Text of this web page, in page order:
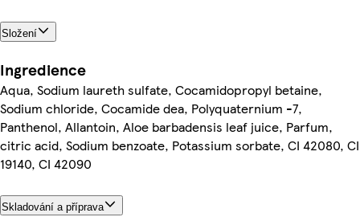
Složení
Ingredience
Aqua, Sodium laureth sulfate, Cocamidopropyl betaine,
Sodium chloride, Cocamide dea, Polyquaternium -7,
Panthenol, Allantoin, Aloe barbadensis leaf juice, Parfum,
citric acid, Sodium benzoate, Potassium sorbate, CI 42080, CI
19140, CI 42090
Skladování a příprava